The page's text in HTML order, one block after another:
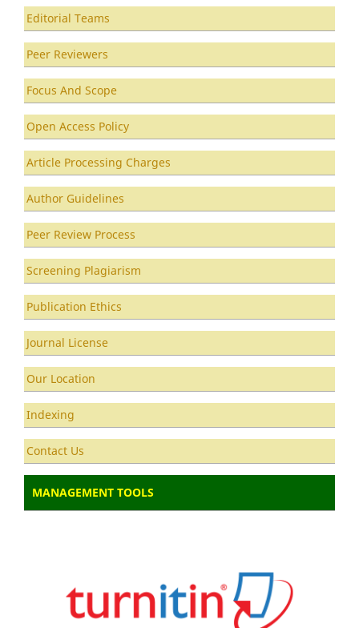
Editorial Teams
Peer Reviewers
Focus And Scope
Open Access Policy
Article Processing Charges
Author Guidelines
Peer Review Process
Screening Plagiarism
Publication Ethics
Journal License
Our Location
Indexing
Contact Us
MANAGEMENT TOOLS